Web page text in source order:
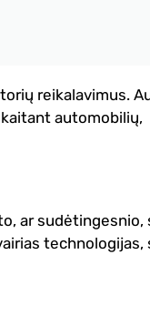
reikalavimus.
automobilių,
ar sudėtingesnio,
technologijas,